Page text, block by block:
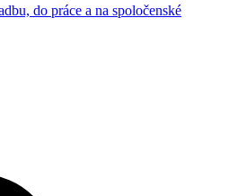
do práce a na spoločenské